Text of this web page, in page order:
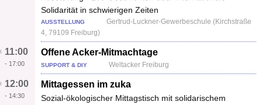
Solidarität in schwierigen Zeiten
AUSSTELLUNG
Gertrud-Luckner-Gewerbeschule (Kirchstraße
4, 79109 Freiburg)
Offene Acker-Mitmachtage
11:00
- 17:00 SUPPORT & DIY Weltacker Freiburg
Mittagessen im zuka
Sozial-ökologischer Mittagstisch mit solidarischem
12:00
- 14:30